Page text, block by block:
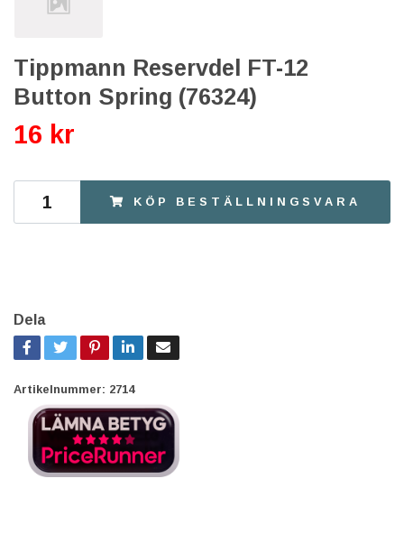
Tippmann Reservdel FT-12
Button Spring (76324)
16 kr
KÖP BESTÄLLNINGSVARA
Dela
Artikelnummer: 2714